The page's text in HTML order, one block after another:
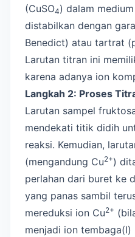
(CuSO4) dalam
distabilkan dengan
Benedict) atau tartrat
Larutan titran ini
karena adanya ion
Langkah 2: Proses
Larutan sampel
mendekati titik didih
reaksi. Kemudian,
(mengandung Cu2+)
perlahan dari buret ke
yang panas sambil
mereduksi ion Cu2+
menjadi ion